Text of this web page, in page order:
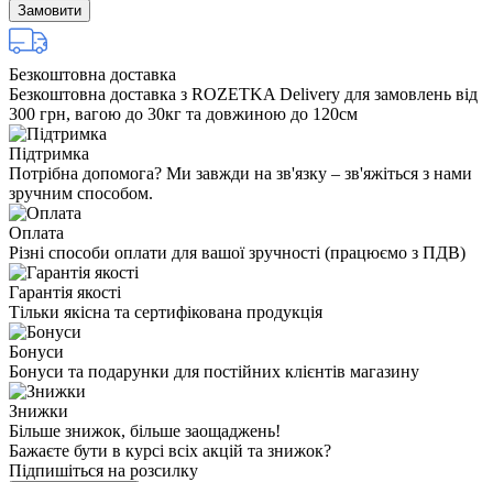
Замовити
Безкоштовна доставка
Безкоштовна доставка з ROZETKA Delivery для замовлень від
300 грн, вагою до 30кг та довжиною до 120см
Підтримка
Потрібна допомога? Ми завжди на зв'язку – зв'яжіться з нами
зручним способом.
Оплата
Різні способи оплати для вашої зручності (працюємо з ПДВ)
Гарантія якості
Тільки якісна та сертифікована продукція
Бонуси
Бонуси та подарунки для постійних клієнтів магазину
Знижки
Більше знижок, більше заощаджень!
Бажаєте бути в курсі всіх акцій та знижок?
Підпишіться на розсилку